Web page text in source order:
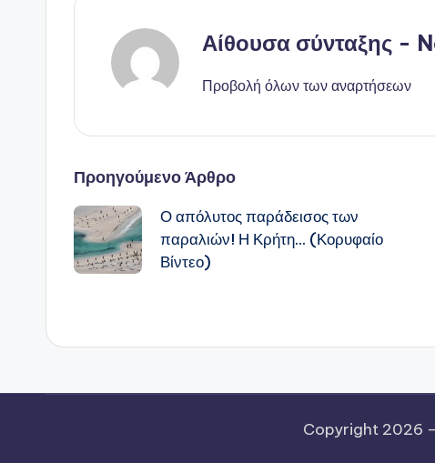
Αίθουσα σύνταξης -
Προβολή όλων των αναρτήσεων
Πλοήγηση
δημοσιεύσεων
Προηγούμενο Άρθρο
Ο απόλυτος παράδεισος των
παραλιών! Η Κρήτη… (Κορυφαίο
Βίντεο)
Copyright 2026